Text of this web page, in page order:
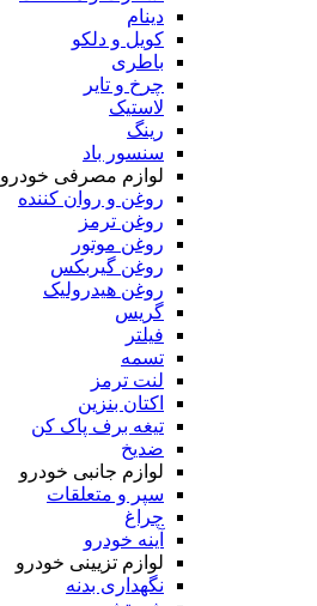
دینام
کویل و دلکو
باطری
چرخ و تایر
لاستیک
رینگ
سنسور باد
لوازم مصرفی خودرو
روغن و روان کننده
روغن ترمز
روغن موتور
روغن گیربکس
روغن هیدرولیک
گریس
فیلتر
تسمه
لنت ترمز
اکتان بنزین
تیغه برف پاک کن
ضدیخ
لوازم جانبی خودرو
سپر و متعلقات
چراغ
آینه خودرو
لوازم تزیینی خودرو
نگهداری بدنه